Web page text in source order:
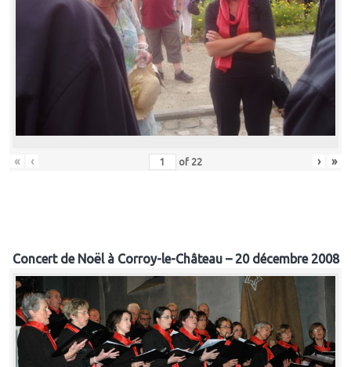
« ‹ of 22 › »
Concert de Noël à Corroy-le-Château – 20 décembre 2008